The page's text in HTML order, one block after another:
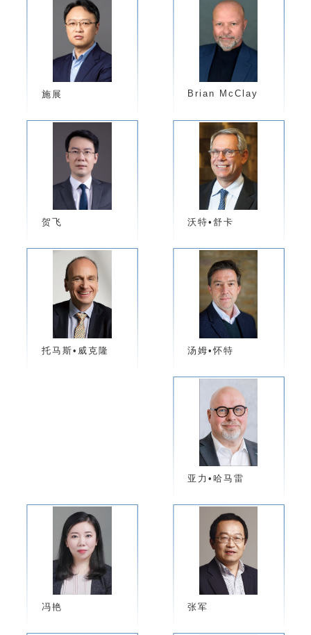
施展 ​Brian McClay
贺飞 沃特•舒卡
托马斯•威克隆 汤姆•怀特
亚力•哈马雷
冯艳 张军